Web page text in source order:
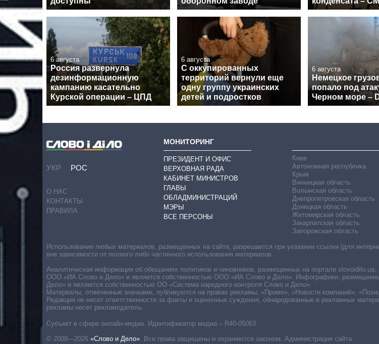
6 августа
Россия развернула
дезинформационную
кампанию касательно
Курской операции – ЦПД
6 августа
С оккупированных
территорий вернули еще
одну группу украинских
детей и подростков
6 августа
Немецкое
попало под
Черном море –
УКР РОС
О НАС
КОНТАКТЫ
ПРАВИЛА
МОНИТОРИНГ
ПРЕЗИДЕНТ И ОФИС
ВЕРХОВНАЯ РАДА
КАБИНЕТ МИНИСТРОВ
ГЛАВЫ
ОБЛАДМИНИСТРАЦИЙ
МЭРЫ
ВСЕ ПЕРСОНЫ
Киев
Автономная республика
Крым
Винницкая область
Волынская область
Днепропетровская область
Донецкая область
Житомирская область
Закарпатская область
Запорожская область
Субъект в сфере онлайн-медиа. Идентификатор медиа – R40-05063
© 2009—2026 «Слово и Дело». Все права защищены и охраняются законом. Администрация сайта
Использование любых материалов, размещённых на сайте, разрешается при указании ссылки (для
вне зависимости от полного либо частичного использования материалов.
Аналитическая информация об обещаниях политиков и чиновников, размещенных на портале
ООО «ИА Слово и Дело» и является собственностью ООО «ИА Слово и Дело». Инфографики,
Дело» и являются собственностью ОО «Система народного контроля Слово и Дело».
Материалы, отмеченные значками, публикуются на правах рекламы: «Промо», «Новости компаний»,
Редакция не несет ответственности за факты и оценочные суждения, обнародованные в рекламных
рекламы несет рекламодатель.